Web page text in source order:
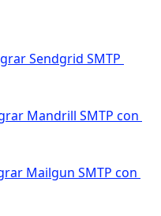
Sendgrid SMTP
Mandrill SMTP con
Mailgun SMTP con